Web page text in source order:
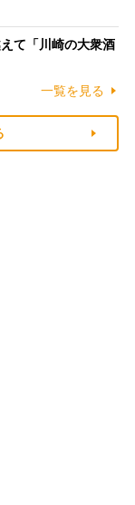
て「川崎の大衆酒
一覧を見る